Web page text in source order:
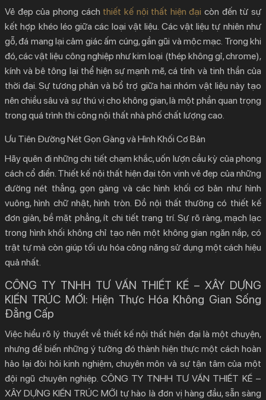
Vẻ đẹp của phong cách thiết kế nội thất hiện đại còn đến từ sự
kết hợp khéo léo giữa các loại vật liệu. Các vật liệu tự nhiên như
gỗ, đá mang lại cảm giác ấm cúng, gần gũi và mộc mạc. Trong khi
đó, các vật liệu công nghiệp như kim loại (thép không gỉ, chrome),
kính và bê tông lại thể hiện sự mạnh mẽ, cá tính và tinh thần của
thời đại. Sự tương phản và bổ trợ giữa hai nhóm vật liệu này tạo
nên chiều sâu và sự thú vị cho không gian, là một phần quan trọng
trong quá trình thi công nội thất nhà phố chất lượng cao.
Ưu Tiên Đường Nét Gọn Gàng và Hình Khối Cơ Bản
Hãy quên đi những chi tiết chạm khắc, uốn lượn cầu kỳ của phong
cách cổ điển. Thiết kế nội thất hiện đại tôn vinh vẻ đẹp của những
đường nét thẳng, gọn gàng và các hình khối cơ bản như hình
vuông, hình chữ nhật, hình tròn. Đồ nội thất thường có thiết kế
đơn giản, bề mặt phẳng, ít chi tiết trang trí. Sự rõ ràng, mạch lạc
trong hình khối không chỉ tạo nên một không gian ngăn nắp, có
trật tự mà còn giúp tối ưu hóa công năng sử dụng một cách hiệu
quả nhất.
CÔNG TY TNHH TƯ VẤN THIẾT KẾ – XÂY DỰNG
KIẾN TRÚC MỚI: Hiện Thực Hóa Không Gian Sống
Đẳng Cấp
Việc hiểu rõ lý thuyết về thiết kế nội thất hiện đại là một chuyện,
nhưng để biến những ý tưởng đó thành hiện thực một cách hoàn
hảo lại đòi hỏi kinh nghiệm, chuyên môn và sự tận tâm của một
đội ngũ chuyên nghiệp. CÔNG TY TNHH TƯ VẤN THIẾT KẾ –
XÂY DỰNG KIẾN TRÚC MỚI tự hào là đơn vị hàng đầu, sẵn sàng